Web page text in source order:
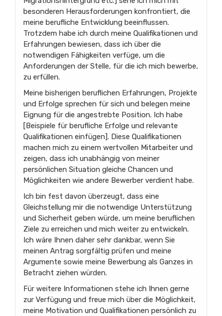
besonderen Herausforderungen konfrontiert, die
meine berufliche Entwicklung beeinflussen.
Trotzdem habe ich durch meine Qualifikationen und
Erfahrungen bewiesen, dass ich über die
notwendigen Fähigkeiten verfüge, um die
Anforderungen der Stelle, für die ich mich bewerbe,
zu erfüllen.
Meine bisherigen beruflichen Erfahrungen, Projekte
und Erfolge sprechen für sich und belegen meine
Eignung für die angestrebte Position. Ich habe
[Beispiele für berufliche Erfolge und relevante
Qualifikationen einfügen]. Diese Qualifikationen
machen mich zu einem wertvollen Mitarbeiter und
zeigen, dass ich unabhängig von meiner
persönlichen Situation gleiche Chancen und
Möglichkeiten wie andere Bewerber verdient habe.
Ich bin fest davon überzeugt, dass eine
Gleichstellung mir die notwendige Unterstützung
und Sicherheit geben würde, um meine beruflichen
Ziele zu erreichen und mich weiter zu entwickeln.
Ich wäre Ihnen daher sehr dankbar, wenn Sie
meinen Antrag sorgfältig prüfen und meine
Argumente sowie meine Bewerbung als Ganzes in
Betracht ziehen würden.
Für weitere Informationen stehe ich Ihnen gerne
zur Verfügung und freue mich über die Möglichkeit,
meine Motivation und Qualifikationen persönlich zu